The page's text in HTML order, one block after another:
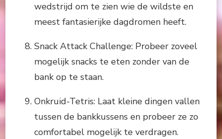
wedstrijd om te zien wie de wildste en
meest fantasierijke dagdromen heeft.
Snack Attack Challenge: Probeer zoveel
mogelijk snacks te eten zonder van de
bank op te staan.
Onkruid-Tetris: Laat kleine dingen vallen
tussen de bankkussens en probeer ze zo
comfortabel mogelijk te verdragen.